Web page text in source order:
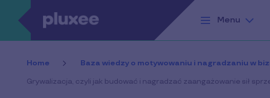
Przejdź do treści
Menu
Home Baza wiedzy o motywowaniu i nagradzaniu w
Grywalizacja, czyli jak budować i nagradzać zaangażowanie sił